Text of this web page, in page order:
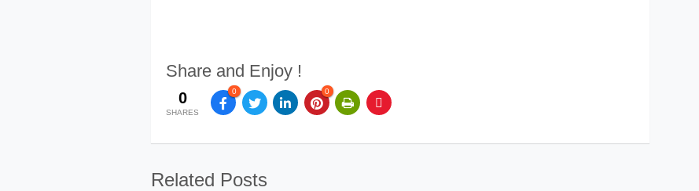
Share and Enjoy !
0
SHARES
0 0
Related Posts